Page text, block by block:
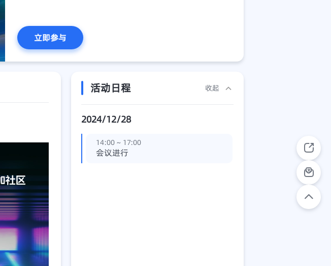
立即参与
活动日程 收起
2024/12/28
14:00 ~ 17:00
会议进行